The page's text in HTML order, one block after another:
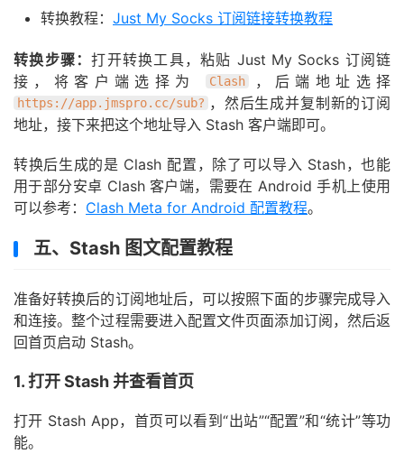
转换教程： Just My Socks 订阅链接转换教程
转换步骤：打开转换工具，粘贴 Just My Socks 订阅链
接，将客户端选择为
Clash ，后端地址选择
https://app.jmspro.cc/sub? ，然后生成并复制新的订阅
地址，接下来把这个地址导入 Stash 客户端即可。
转换后生成的是 Clash 配置，除了可以导入 Stash，也能
用于部分安卓 Clash 客户端，需要在 Android 手机上使用
可以参考： Clash Meta for Android 配置教程。
五、Stash 图文配置教程
准备好转换后的订阅地址后，可以按照下面的步骤完成导入
和连接。整个过程需要进入配置文件页面添加订阅，然后返
回首页启动 Stash。
1. 打开 Stash 并查看首页
打开 Stash App，首页可以看到“出站”“配置”和“统计”等功
能。